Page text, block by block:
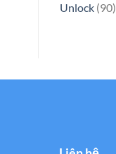
Unlock(90)